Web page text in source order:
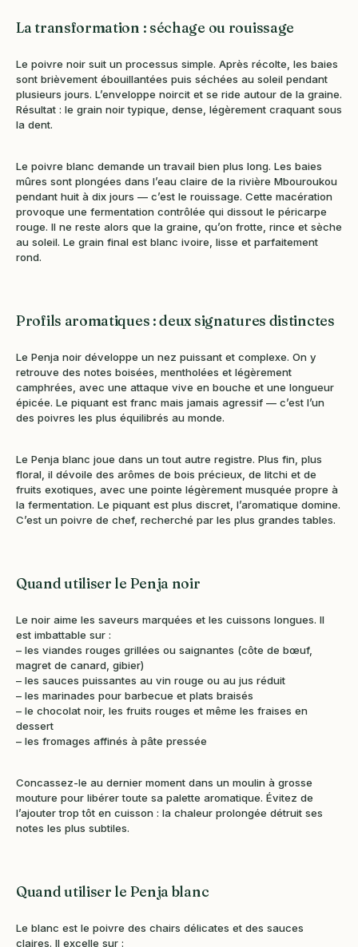
La transformation : séchage ou rouissage
Le poivre noir suit un processus simple. Après récolte, les baies
sont brièvement ébouillantées puis séchées au soleil pendant
plusieurs jours. L’enveloppe noircit et se ride autour de la graine.
Résultat : le grain noir typique, dense, légèrement craquant sous
la dent.
Le poivre blanc demande un travail bien plus long. Les baies
mûres sont plongées dans l’eau claire de la rivière Mbouroukou
pendant huit à dix jours — c’est le rouissage. Cette macération
provoque une fermentation contrôlée qui dissout le péricarpe
rouge. Il ne reste alors que la graine, qu’on frotte, rince et sèche
au soleil. Le grain final est blanc ivoire, lisse et parfaitement
rond.
Profils aromatiques : deux signatures distinctes
Le Penja noir développe un nez puissant et complexe. On y
retrouve des notes boisées, mentholées et légèrement
camphrées, avec une attaque vive en bouche et une longueur
épicée. Le piquant est franc mais jamais agressif — c’est l’un
des poivres les plus équilibrés au monde.
Le Penja blanc joue dans un tout autre registre. Plus fin, plus
floral, il dévoile des arômes de bois précieux, de litchi et de
fruits exotiques, avec une pointe légèrement musquée propre à
la fermentation. Le piquant est plus discret, l’aromatique domine.
C’est un poivre de chef, recherché par les plus grandes tables.
Quand utiliser le Penja noir
Le noir aime les saveurs marquées et les cuissons longues. Il
est imbattable sur :
– les viandes rouges grillées ou saignantes (côte de bœuf,
magret de canard, gibier)
– les sauces puissantes au vin rouge ou au jus réduit
– les marinades pour barbecue et plats braisés
– le chocolat noir, les fruits rouges et même les fraises en
dessert
– les fromages affinés à pâte pressée
Concassez-le au dernier moment dans un moulin à grosse
mouture pour libérer toute sa palette aromatique. Évitez de
l’ajouter trop tôt en cuisson : la chaleur prolongée détruit ses
notes les plus subtiles.
Quand utiliser le Penja blanc
Le blanc est le poivre des chairs délicates et des sauces
claires. Il excelle sur :